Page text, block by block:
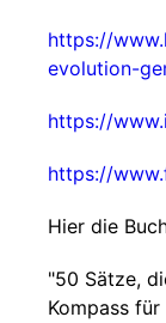
https://
evolution-
https://
https://
Hier die
"50 Sätze,
Kompass